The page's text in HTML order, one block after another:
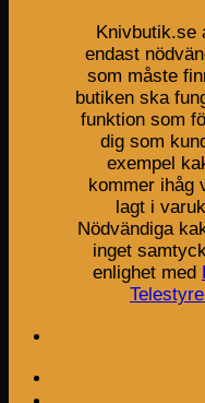
Knivbutik.se
endast
som måste
butiken ska
funktion som
dig som
exempel
kommer ihåg
lagt i
Nödvändiga
inget
enlighet med